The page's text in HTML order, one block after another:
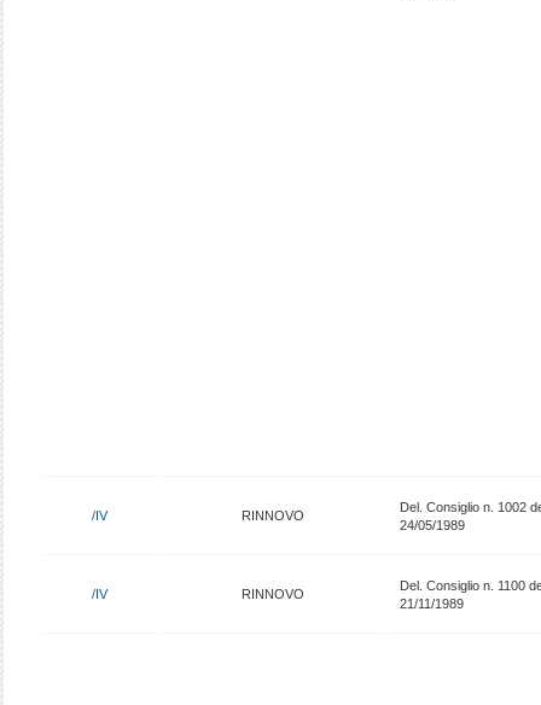
/IV RINNOVO
Del. Consiglio n. 1002
24/05/1989
/IV RINNOVO
Del. Consiglio n. 1100
21/11/1989